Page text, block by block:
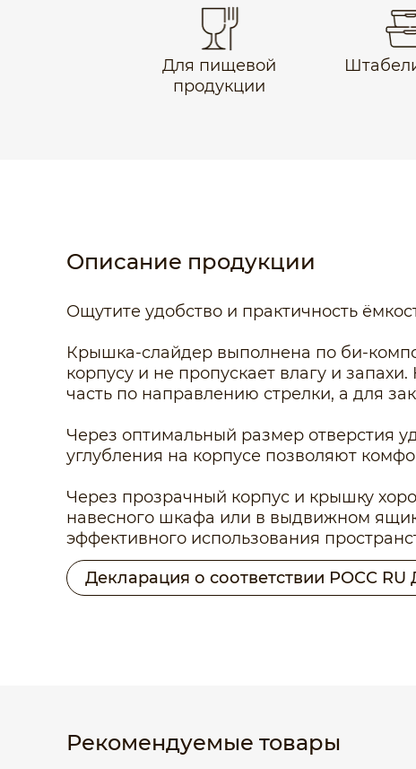
Для пищевой
продукции
Описание продукции
Ощутите удобство и практичность
Крышка-слайдер выполнена по би-
корпусу и не пропускает влагу и
часть по направлению стрелки, а для
Через оптимальный размер отверстия
углубления на корпусе позволяют
Через прозрачный корпус и крышку
навесного шкафа или в выдвижном
эффективного использования
Декларация о соответствии РОСС RU
Рекомендуемые товары